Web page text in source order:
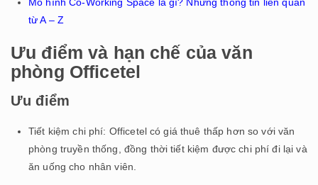
từ A – Z
Ưu điểm và hạn chế của văn
phòng Officetel
Ưu điểm
Tiết kiệm chi phí: Officetel có giá thuê thấp hơn so với văn
phòng truyền thống, đồng thời tiết kiệm được chi phí đi lại và
ăn uống cho nhân viên.